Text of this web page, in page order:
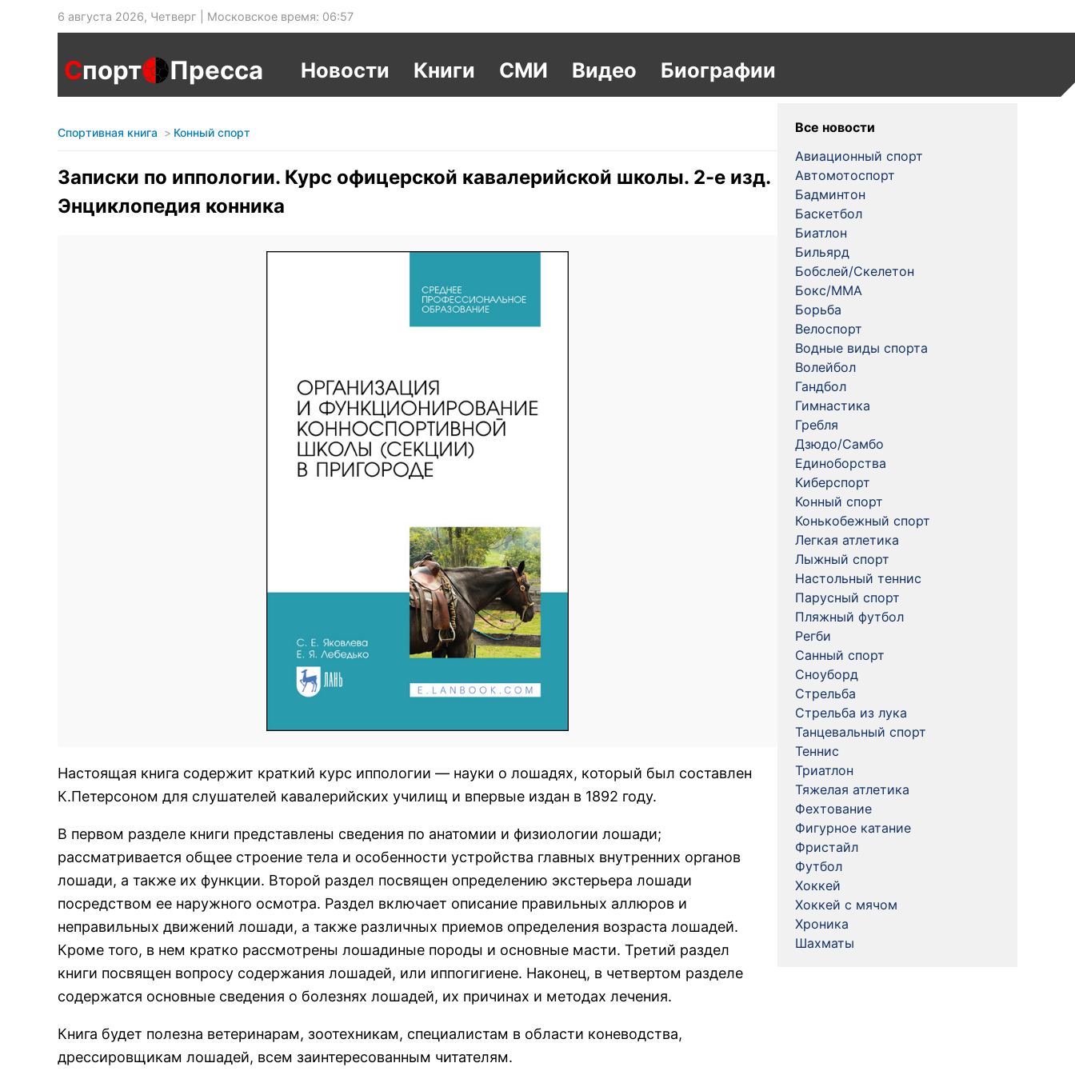
6 августа 2026, Четверг | Московское время: 06:57
Спорт Пресса Новости Книги СМИ Видео Биографии
Спортивная книга Конный спорт
Записки по иппологии. Курс офицерской кавалерийской школы. 2-е изд.
Энциклопедия конника
Настоящая книга содержит краткий курс иппологии — науки о лошадях, который был составлен
К.Петерсоном для слушателей кавалерийских училищ и впервые издан в 1892 году.
В первом разделе книги представлены сведения по анатомии и физиологии лошади;
рассматривается общее строение тела и особенности устройства главных внутренних органов
лошади, а также их функции. Второй раздел посвящен определению экстерьера лошади
посредством ее наружного осмотра. Раздел включает описание правильных аллюров и
неправильных движений лошади, а также различных приемов определения возраста лошадей.
Кроме того, в нем кратко рассмотрены лошадиные породы и основные масти. Третий раздел
книги посвящен вопросу содержания лошадей, или иппогигиене. Наконец, в четвертом разделе
содержатся основные сведения о болезнях лошадей, их причинах и методах лечения.
Книга будет полезна ветеринарам, зоотехникам, специалистам в области коневодства,
дрессировщикам лошадей, всем заинтересованным читателям.
Все новости
Авиационный спорт
Автомотоспорт
Бадминтон
Баскетбол
Биатлон
Бильярд
Бобслей/Скелетон
Бокс/MMA
Борьба
Велоспорт
Водные виды спорта
Волейбол
Гандбол
Гимнастика
Гребля
Дзюдо/Самбо
Единоборства
Киберспорт
Конный спорт
Конькобежный спорт
Легкая атлетика
Лыжный спорт
Настольный теннис
Парусный спорт
Пляжный футбол
Регби
Санный спорт
Сноуборд
Стрельба
Стрельба из лука
Танцевальный спорт
Теннис
Триатлон
Тяжелая атлетика
Фехтование
Фигурное катание
Фристайл
Футбол
Хоккей
Хоккей с мячом
Хроника
Шахматы